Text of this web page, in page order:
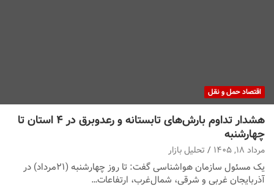
اقتصاد حمل و نقل
هشدار تداوم بارش‌های تابستانه و رعدوبرق در ۴ استان تا
چهارشنبه
مرداد ۱۸, ۱۴۰۵ تحلیل بازار
یک مسئول سازمان هواشناسی گفت: تا روز چهارشنبه (۲۱مرداد) در
آذربایجان غربی و شرقی، شمال‌غرب، ارتفاعات…